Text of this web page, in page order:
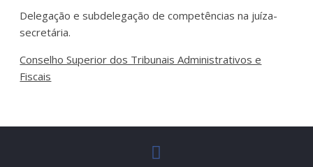
Delegação e subdelegação de competências na juíza-
secretária.
Conselho Superior dos Tribunais Administrativos e
Fiscais